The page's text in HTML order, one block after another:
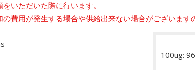
いただいた際に行います。
費用が発生する場合や供給出来ない場合がございます
100ug: